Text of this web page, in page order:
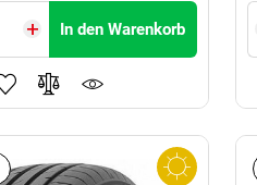
In den Warenkorb